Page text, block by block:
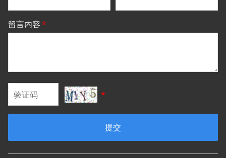
留言内容*
*
提交